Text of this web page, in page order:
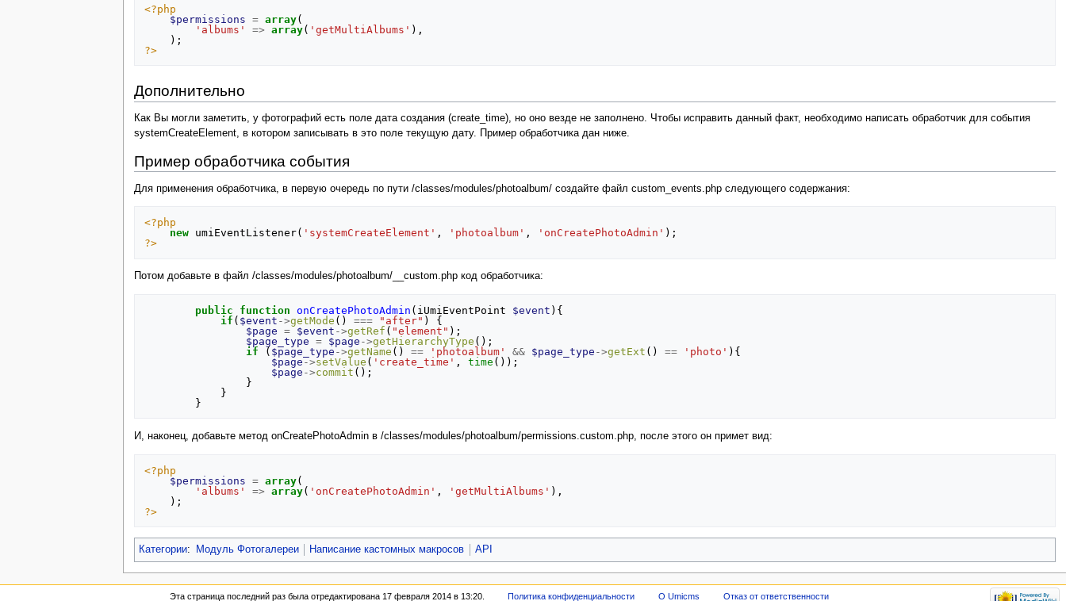
<?php
$permissions
= array(
'albums'
=> array( 'getMultiAlbums' ),
);
?>
Дополнительно
Как Вы могли заметить, у фотографий есть поле дата создания (create_time), но оно везде не заполнено. Чтобы исправить данный факт, необходимо написать обработчик для события
systemCreateElement, в котором записывать в это поле текущую дату. Пример обработчика дан ниже.
Пример обработчика события
Для применения обработчика, в первую очередь по пути /classes/modules/photoalbum/ создайте файл custom_events.php следующего содержания:
<?php
new umiEventListener( 'systemCreateElement' , 'photoalbum' , 'onCreatePhotoAdmin' );
?>
Потом добавьте в файл /classes/modules/photoalbum/__custom.php код обработчика:
public function onCreatePhotoAdmin ( iUmiEventPoint $event ){
if ( $event ->getMode () === "after" )
{
$page
= $event ->getRef ( "element" );
$page_type
= $page ->getHierarchyType ();
if
( $page_type ->getName () == 'photoalbum' && $page_type ->getExt () == 'photo' ){
$page ->setValue ( 'create_time' , time ());
$page ->commit ();
}
}
}
И, наконец, добавьте метод onCreatePhotoAdmin в /classes/modules/photoalbum/permissions.custom.php, после этого он примет вид:
<?php
$permissions
= array(
'albums'
=> array( 'onCreatePhotoAdmin' , 'getMultiAlbums' ),
);
?>
Категории: Модуль Фотогалереи Написание кастомных макросов API
Эта страница последний раз была отредактирована 17 февраля 2014 в 13:20. Политика конфиденциальности О Umicms Отказ от ответственности